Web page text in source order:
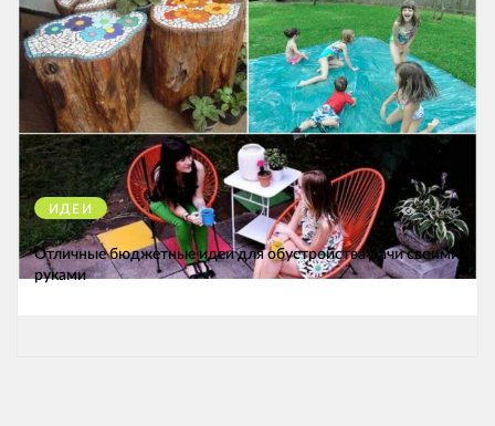
ИДЕИ 38546
Отличные бюджетные идеи для обустройства дачи своими
руками